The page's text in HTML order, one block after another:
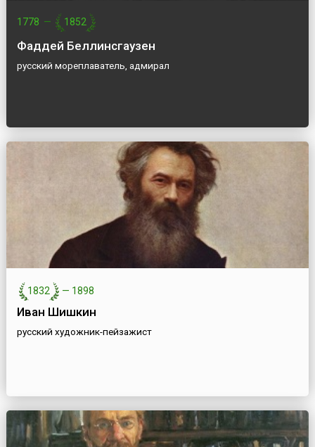
1778 — 1852
Фаддей Беллинсгаузен
русский мореплаватель, адмирал
1832 — 1898
Иван Шишкин
русский художник-пейзажист